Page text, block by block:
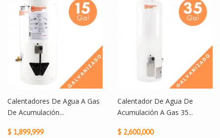
Calentadores De Agua A Gas
De Acumulación...
$ 1,899,999
Calentador De Agua De
Acumulación A Gas 35...
$ 2,600,000